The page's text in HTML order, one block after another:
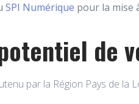
SPI Numérique pour la mise
de
par la Région Pays de la